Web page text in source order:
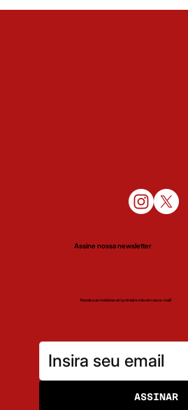
Assine nossa newsletter
Receba as matérias em primeira mão em seu e-mail!
ASSINAR